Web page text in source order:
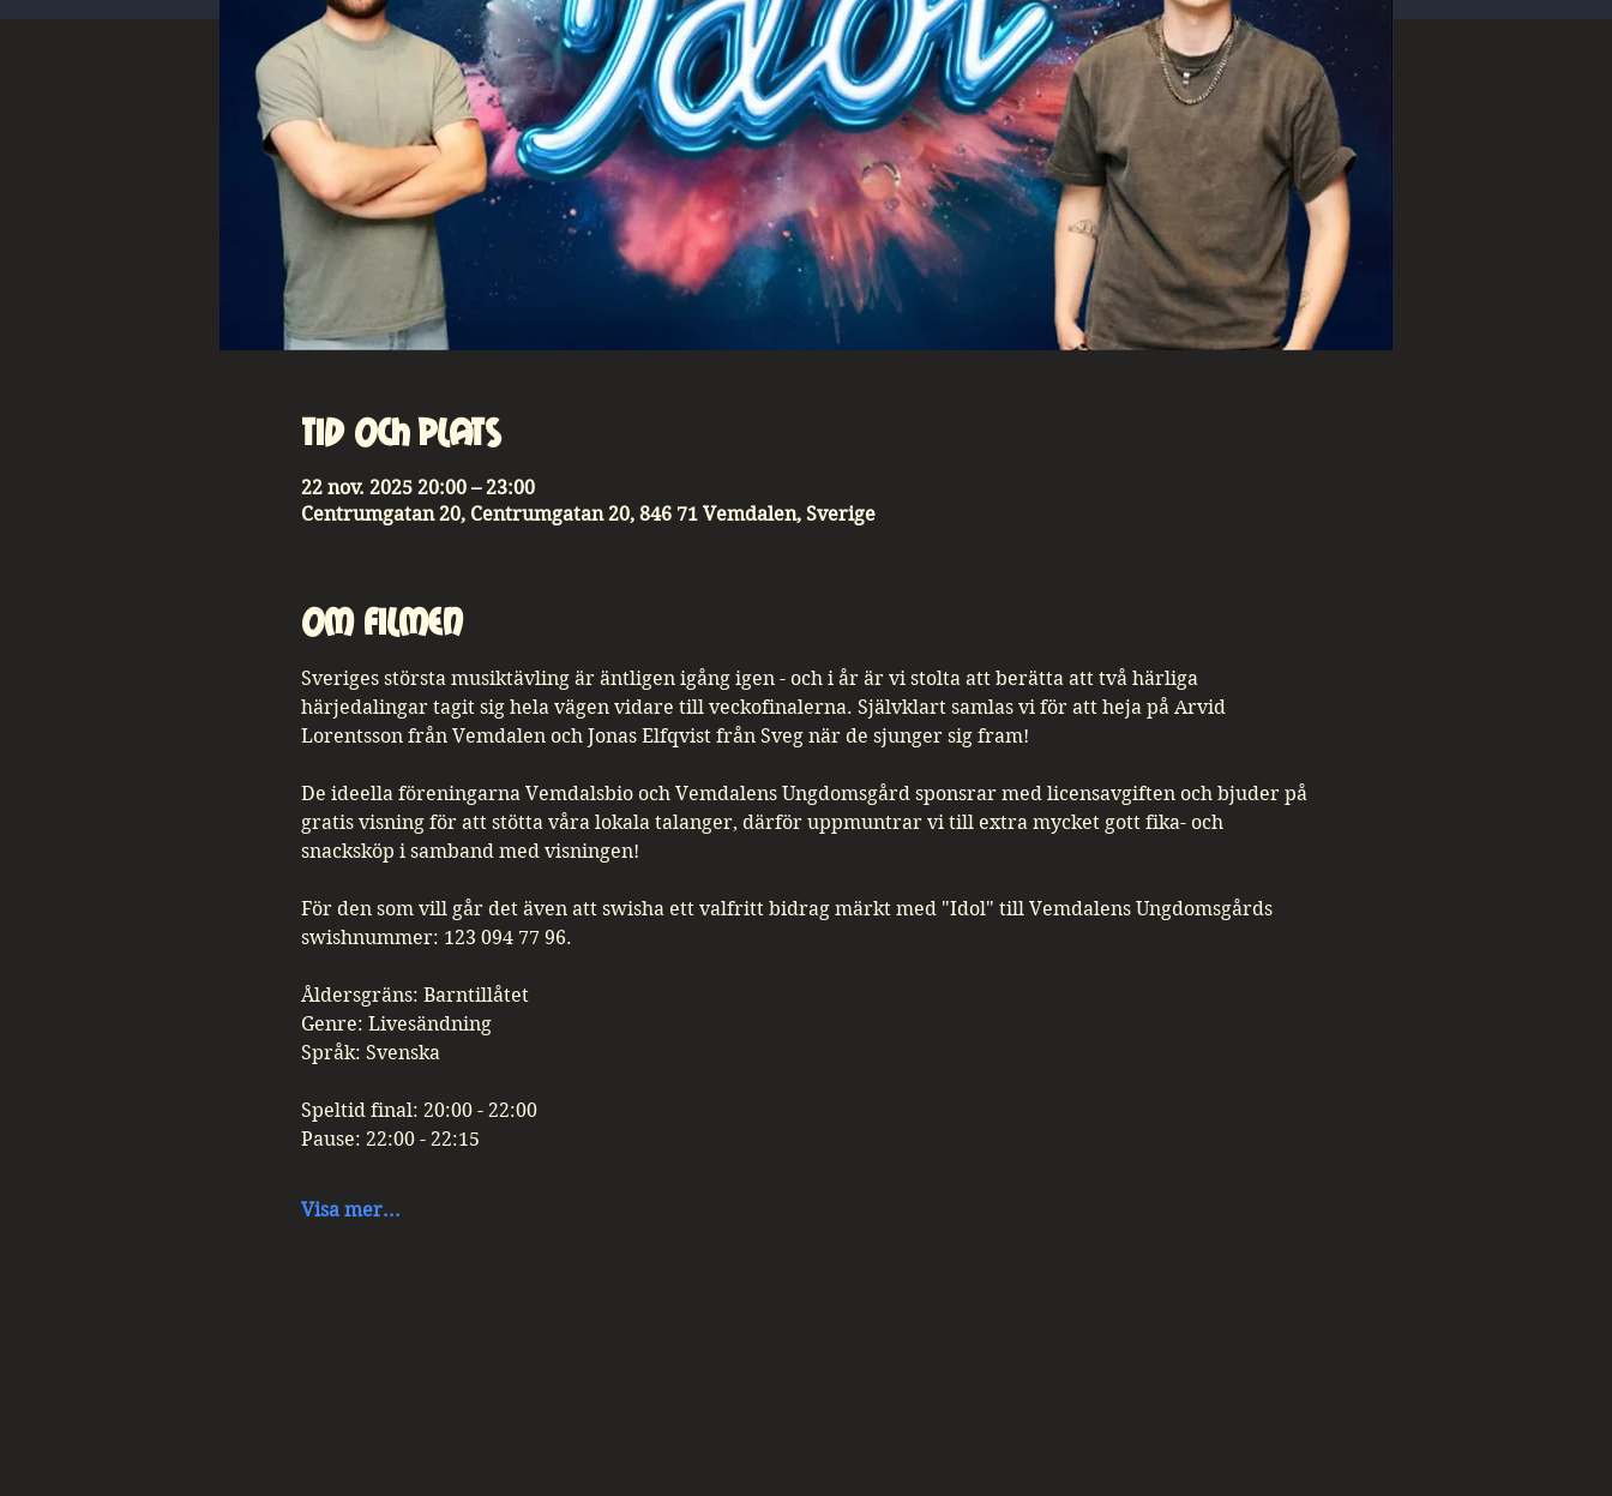
Tid och plats
22 nov. 2025 20:00 – 23:00
Centrumgatan 20, Centrumgatan 20, 846 71 Vemdalen, Sverige
Om Filmen
Sveriges största musiktävling är äntligen igång igen - och i år är vi stolta att berätta att två härliga
härjedalingar tagit sig hela vägen vidare till veckofinalerna. Självklart samlas vi för att heja på Arvid
Lorentsson från Vemdalen och Jonas Elfqvist från Sveg när de sjunger sig fram!
De ideella föreningarna Vemdalsbio och Vemdalens Ungdomsgård sponsrar med licensavgiften och bjuder på
gratis visning för att stötta våra lokala talanger, därför uppmuntrar vi till extra mycket gott fika- och
snacksköp i samband med visningen!
För den som vill går det även att swisha ett valfritt bidrag märkt med "Idol" till Vemdalens Ungdomsgårds
swishnummer: 123 094 77 96.
Åldersgräns: Barntillåtet
Genre: Livesändning
Språk: Svenska
Speltid final: 20:00 - 22:00
Pause: 22:00 - 22:15
Visa mer...